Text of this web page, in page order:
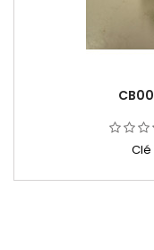
CB00